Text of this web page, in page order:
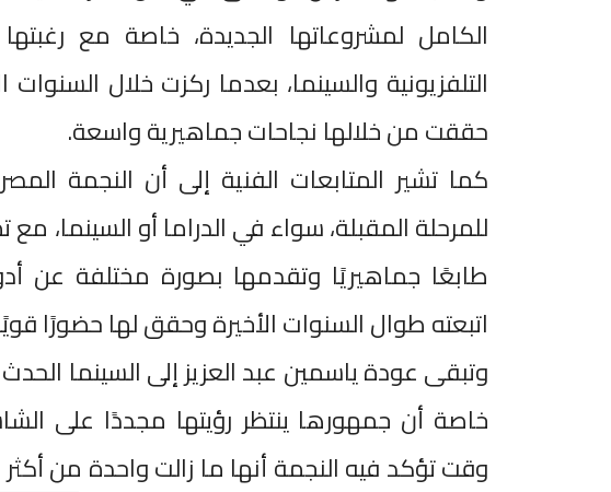
الكامل لمشروعاتها الجديدة، خاصة مع
التلفزيونية والسينما، بعدما ركزت خلال السنوات
حققت من خلالها نجاحات جماهيرية واسعة.
كما تشير المتابعات الفنية إلى أن النجمة
للمرحلة المقبلة، سواء في الدراما أو السينما،
طابعًا جماهيريًا وتقدمها بصورة مختلفة عن
اتبعته طوال السنوات الأخيرة وحقق لها حضورًا
وتبقى عودة ياسمين عبد العزيز إلى السينما الحدث
خاصة أن جمهورها ينتظر رؤيتها مجددًا على
وقت تؤكد فيه النجمة أنها ما زالت واحدة من